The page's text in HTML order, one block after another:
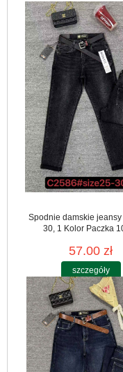
Spodnie damskie
30, 1 Kolor Paczka
57.00 zł
szczegóły